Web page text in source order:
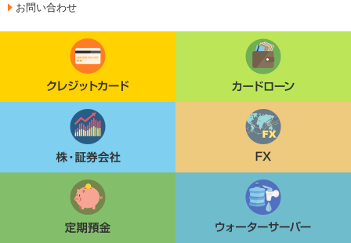
お問い合わせ
クレジットカード カードローン
株・証券会社 FX
定期貯金 ウォーターサーバー